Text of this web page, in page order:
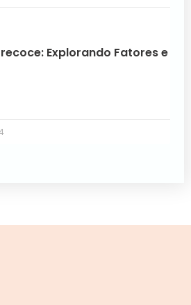
Explorando Fatores e